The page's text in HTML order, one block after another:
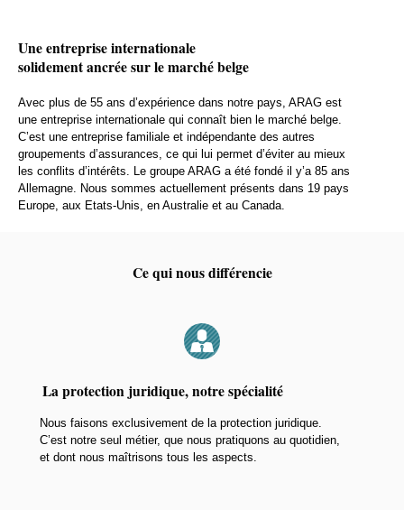
Une entreprise internationale
solidement ancrée sur le marché belge
Avec plus de 55 ans d’expérience dans notre pays, ARAG est
une entreprise internationale qui connaît bien le marché belge.
C’est une entreprise familiale et indépendante des autres
groupements d’assurances, ce qui lui permet d’éviter au mieux
les conflits d’intérêts. Le groupe ARAG a été fondé il y’a 85 ans
Allemagne. Nous sommes actuellement présents dans 19 pays
Europe, aux Etats-Unis, en Australie et au Canada.
Ce qui nous différencie
La protection juridique, notre spécialité
Nous faisons exclusivement de la protection juridique.
C’est notre seul métier, que nous pratiquons au quotidien,
et dont nous maîtrisons tous les aspects.